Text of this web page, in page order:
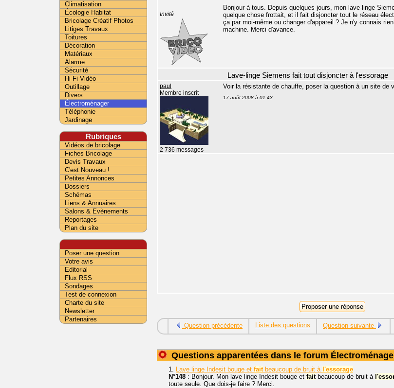
Invité
Bonjour à tous. Depuis quelques jours, mon lave-linge
quelque chose frottait, et il fait disjoncter tout le réseau
ça par moi-même ou changer d'appareil ? Je n'y connais
machine. Merci d'avance.
Lave-linge Siemens fait tout disjoncter à l'essorage
paul
Membre inscrit
2 736 messages
Voir la résistante de chauffe, poser la question à un site de
17 août 2008 à 01:43
Question précédente Liste des questions Question suivante
Questions apparentées dans le forum
1. Lave linge Indesit bouge et faitbeaucoup de bruit à l'essorage
N°148 : Bonjour. Mon lave linge Indesit bouge et faitbeaucoup de bruit à
toute seule. Que dois-je faire ? Merci.
Climatisation
Écologie Habitat
Bricolage Créatif Photos
Litiges Travaux
Toitures
Décoration
Matériaux
Alarme
Sécurité
Hi-Fi Vidéo
Outillage
Divers
Électroménager
Téléphonie
Jardinage
Rubriques
Vidéos de bricolage
Fiches Bricolage
Devis Travaux
C'est Nouveau !
Petites Annonces
Dossiers
Schémas
Liens & Annuaires
Salons & Evènements
Reportages
Plan du site
Poser une question
Votre avis
Editorial
Flux RSS
Sondages
Test de connexion
Charte du site
Newsletter
Partenaires